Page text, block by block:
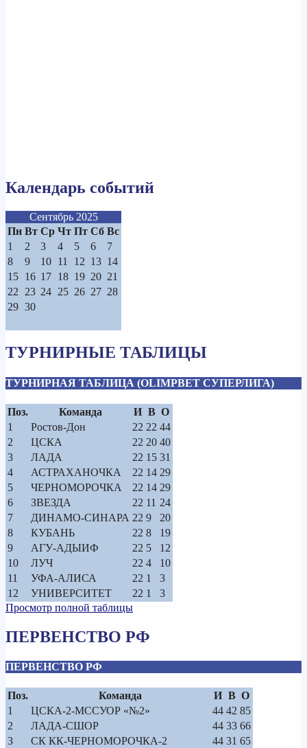
Календарь событий
Сентябрь 2025
Пн Вт Ср Чт Пт Сб Вс
1
2 3 4 5 6
7
8
9 10 11 12 13 14
15 16 17 18 19 20 21
22
23 24 25 26 27 28
29 30
ТУРНИРНЫЕ ТАБЛИЦЫ
ТУРНИРНАЯ ТАБЛИЦА (OLIMPBET СУПЕРЛИГА)
Поз. Команда И В О
1
Ростов-Дон 22 22 44
2
ЦСКА 22 20 40
3
ЛАДА 22 15 31
4
АСТРАХАНОЧКА 22 14 29
5
ЧЕРНОМОРОЧКА 22 14 29
6
ЗВЕЗДА 22 11 24
7
ДИНАМО-СИНАРА 22 9
20
8
КУБАНЬ 22 8
19
9
АГУ-АДЫИФ 22 5
12
10
ЛУЧ 22 4
10
11
УФА-АЛИСА 22 1
3
12
УНИВЕРСИТЕТ 22 1
3
Просмотр полной таблицы
ПЕРВЕНСТВО РФ
ПЕРВЕНСТВО РФ
Поз. Команда И В О
1
ЦСКА-2-МССУОР «№2» 44 42 85
2
ЛАДА-СШОР 44 33 66
3
СК КК-ЧЕРНОМОРОЧКА-2 44 31 65